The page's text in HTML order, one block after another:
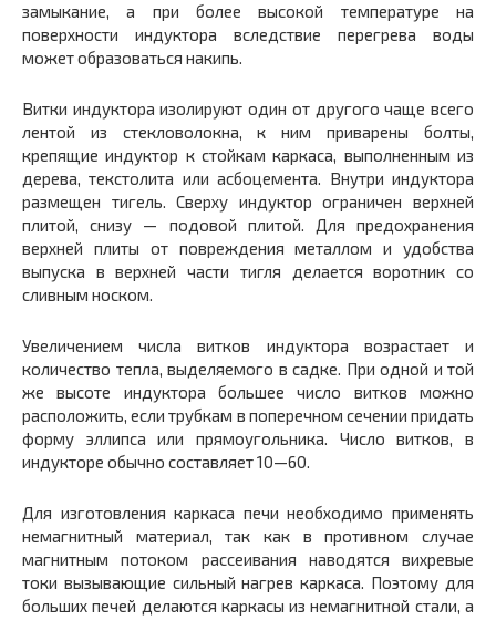
замыкание, а при более высокой температуре на
поверхности индуктора вследствие перегрева воды
может образоваться накипь.
Витки индуктора изолируют один от другого чаще всего
лентой из стекловолокна, к ним приварены болты,
крепящие индуктор к стойкам каркаса, выполненным из
дерева, текстолита или асбоцемента. Внутри индуктора
размещен тигель. Сверху индуктор ограничен верхней
плитой, снизу — подовой плитой. Для предохранения
верхней плиты от повреждения металлом и удобства
выпуска в верхней части тигля делается воротник со
сливным носком.
Увеличением числа витков индуктора возрастает и
количество тепла, выделяемого в садке. При одной и той
же высоте индуктора большее число витков можно
расположить, если трубкам в поперечном сечении придать
форму эллипса или прямоугольника. Число витков, в
индукторе обычно составляет 10—60.
Для изготовления каркаса печи необходимо применять
немагнитный материал, так как в противном случае
магнитным потоком рассеивания наводятся вихревые
токи вызывающие сильный нагрев каркаса. Поэтому для
больших печей делаются каркасы из немагнитной стали, а